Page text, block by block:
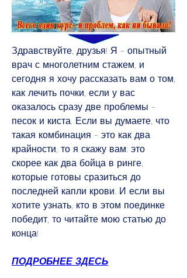
Здравствуйте, друзья! Я - опытный
врач с многолетним стажем, и
сегодня я хочу рассказать вам о том,
как лечить почки, если у вас
оказалось сразу две проблемы -
песок и киста. Если вы думаете, что
такая комбинация - это как два
крайности, то я скажу вам: это
скорее как два бойца в ринге,
которые готовы сразиться до
последней капли крови. И если вы
хотите узнать, кто в этом поединке
победит, то читайте мою статью до
конца!
ПОДРОБНЕЕ ЗДЕСЬ